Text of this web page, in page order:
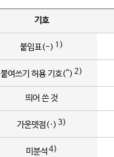
기호
붙임표(-) 1)
붙여쓰기 허용 기호(^) 2)
띄어 쓴 것
가운뎃점(·) 3)
미분석 4)